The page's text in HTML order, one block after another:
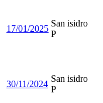
17/01/2025
San isidro
P
30/11/2024
San isidro
P